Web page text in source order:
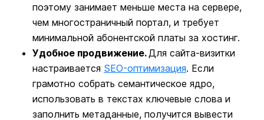
поэтому занимает меньше места на сервере,
чем многостраничный портал, и требует
минимальной абонентской платы за хостинг.
Удобное продвижение. Для сайта-визитки
настраивается SEO-оптимизация. Если
грамотно собрать семантическое ядро,
использовать в текстах ключевые слова и
заполнить метаданные, получится вывести